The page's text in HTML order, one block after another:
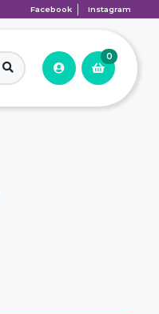
Facebook Instagram
0